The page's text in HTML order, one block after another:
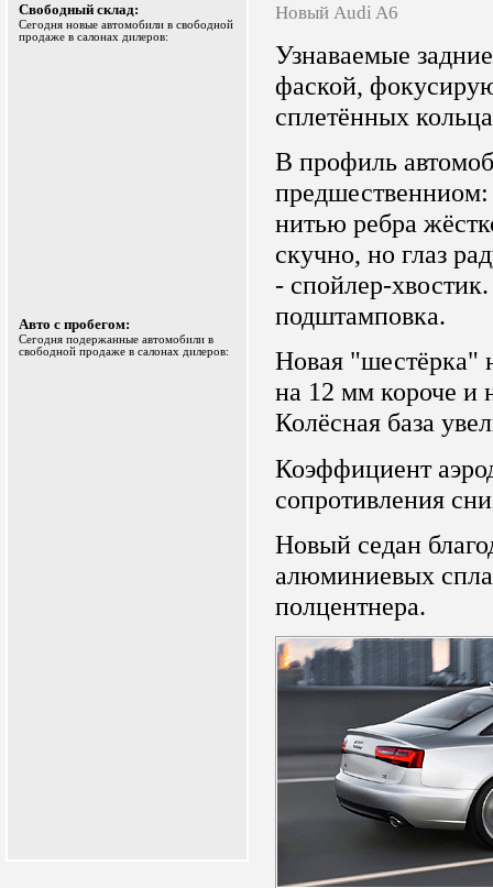
Свободный склад:
Сегодня новые автомобили в свободной
продаже в салонах дилеров:
Авто с пробегом:
Сегодня подержанные автомобили в
свободной продаже в салонах дилеров:
Новый Audi A6
Узнаваемые
фаской,
сплетённых
В профиль
предшественниом:
нитью ребра
скучно, но глаз
- спойлер-
подштамповка.
Новая
на 12 мм короче и
Колёсная база
Коэффициент
сопротивления
Новый седан
алюминиевых
полцентнера.